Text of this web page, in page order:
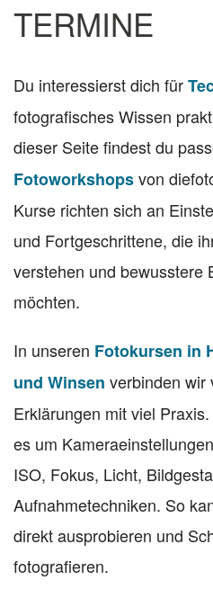
TERMINE
Du interessierst dich für
fotografisches Wissen
dieser Seite findest du
Fotoworkshopsvon
Kurse richten sich an
und Fortgeschrittene, die
verstehen und bewusstere
möchten.
In unseren Fotokursen in
und Winsen verbinden wir
Erklärungen mit viel
es um
ISO, Fokus, Licht,
Aufnahmetechniken. So
direkt ausprobieren und
fotografieren.